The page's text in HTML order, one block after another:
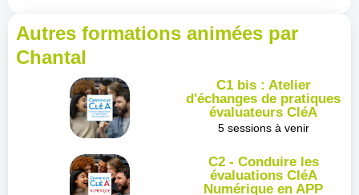
Autres formations animées par
Chantal
C1 bis : Atelier
d'échanges de pratiques
évaluateurs CléA
5 sessions à venir
C2 - Conduire les
évaluations CléA
Numérique en APP